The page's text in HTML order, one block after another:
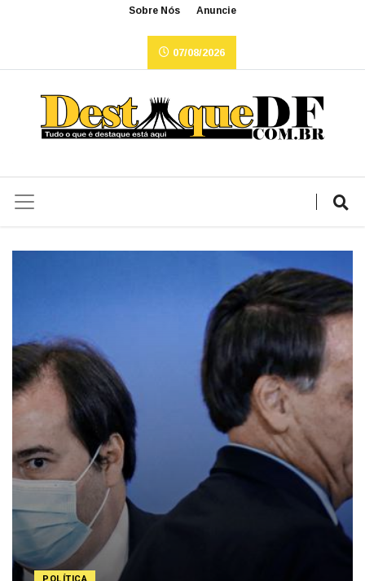
Sobre Nós Anuncie
07/08/2026